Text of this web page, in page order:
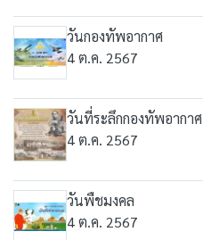
วันกองทัพอากาศ
4 ต.ค. 2567
วันที่ระลึกกองทัพอากาศ
4 ต.ค. 2567
วันพืชมงคล
4 ต.ค. 2567